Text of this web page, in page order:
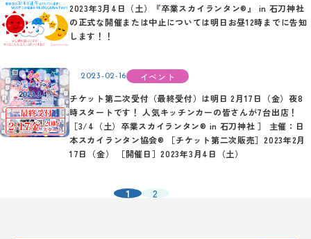
2023年3月4日（土）『卒業スカイランタン®』 in 石刀神社
の正式な開催または中止については明日お昼12時までに告知
します！！
2023-02-16
イベント
チケット第二次受付（最終受付）は明日 2月17日（金）夜8
時スタートです！ 人気キッチンカーの皆さんが7台出店！
［3/4（土）卒業スカイランタン® in 石刀神社 ］ 主催：日
本スカイランタン協会® ［チケット第二次販売］2023年2月
17日（金） ［開催日］2023年3月4日（土）
1 2